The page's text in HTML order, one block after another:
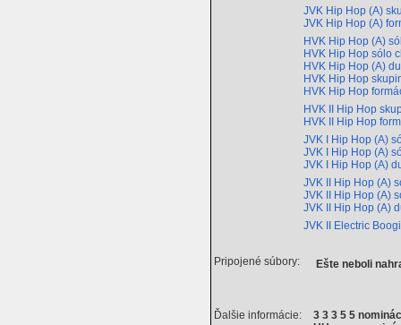
JVK Hip Hop (A)
JVK Hip Hop (A)
HVK Hip Hop (A)
HVK Hip Hop sólo
HVK Hip Hop (A)
HVK Hip Hop
HVK Hip Hop
HVK II Hip Hop
HVK II Hip Hop
JVK I Hip Hop (A)
JVK I Hip Hop (A)
JVK I Hip Hop (A)
JVK II Hip Hop (A)
JVK II Hip Hop (A)
JVK II Hip Hop (A)
JVK II Electric
Pripojené súbory: Ešte neboli
Ďalšie informácie:
3 3 3 5 5